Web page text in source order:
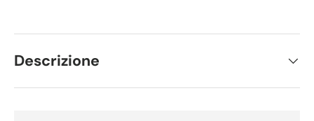
Descrizione